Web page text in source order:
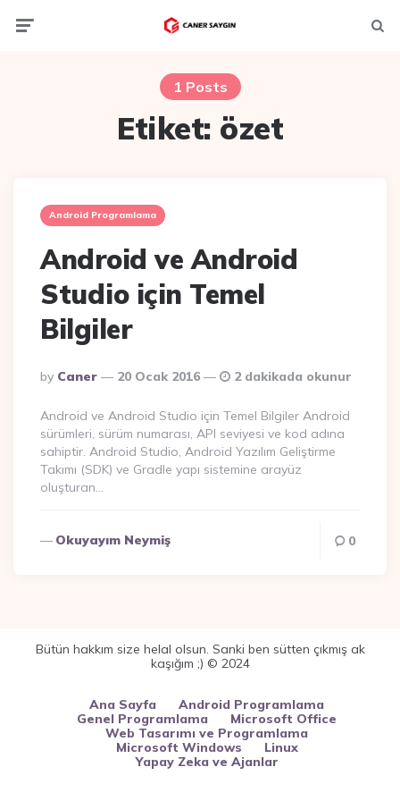
Ara
1 Posts
Etiket: özet
Android Programlama
Android ve Android
Studio için Temel
Bilgiler
Posted
By
By Caner 20 Ocak 2016 2 dakikada okunur
Android ve Android Studio için Temel Bilgiler Android
sürümleri, sürüm numarası, API seviyesi ve kod adına
sahiptir. Android Studio, Android Yazılım Geliştirme
Takımı (SDK) ve Gradle yapı sistemine arayüz
oluşturan…
Okuyayım Neymiş 0
Bütün hakkım size helal olsun. Sanki ben sütten çıkmış ak
kaşığım ;) © 2024
Ana Sayfa
Android Programlama
Genel Programlama
Microsoft Office
Web Tasarımı ve Programlama
Microsoft Windows
Linux
Yapay Zeka ve Ajanlar